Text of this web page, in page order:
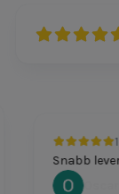
1
Snabb
Oscar